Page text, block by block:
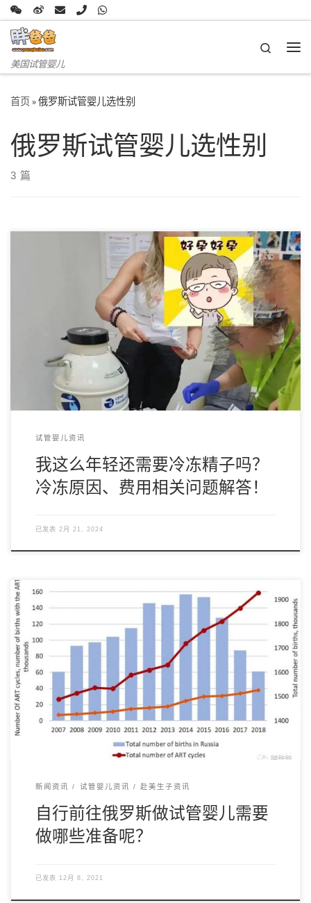
Skip to content
美国试管婴儿
Search
首页»俄罗斯试管婴儿选性别
俄罗斯试管婴儿选性别
3 篇
如何收集精子以准备冷冻？ 精子冷冻过程涉及几个步骤。首
先，一个人接受传染病筛 […]
试管婴儿资讯
我这么年轻还需要冷冻精子吗？
冷冻原因、费用相关问题解答！
已发表 2月 21, 2024
我国每年选择海外试管婴儿出国就医的家庭已经超过2000例，
首选是美国，其次就是俄罗斯。之所以选择美国 […]
新闻资讯 试管婴儿资讯 赴美生子资讯
自行前往俄罗斯做试管婴儿需要
做哪些准备呢？
已发表 12月 8, 2021